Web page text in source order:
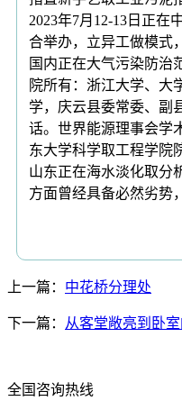
2023年7月12-13日正在
合举办，立异工做模式
国内正在大气污染防治
院所有：浙江大学、大
学，庆云县委常委、副
话。世界能源理事会学
东大学科学取工程学院
山东正在海水淡化取分
方面曾经具备必然劣势
上一篇： 中花桥分理处
下一篇： 从客堂敞亮到卧
全国咨询热线